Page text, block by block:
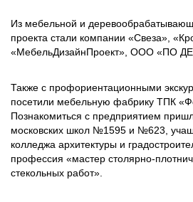
Из мебельной и
проекта стали компании «Свеза»,
«МебельДизайнПроект», ООО «ПО
Также с профориентационными
посетили мебельную фабрику ТПК
Познакомиться с предприятием
московских школ №1595 и №623,
колледжа архитектуры и
профессия «мастер столярно-
стекольных работ».